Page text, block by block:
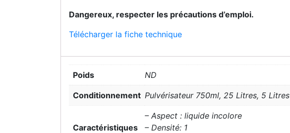
Dangereux, respecter les précautions d’emploi.
Télécharger la fiche technique
Poids ND
Conditionnement Pulvérisateur 750ml, 25 Litres, 5 Litres
Caractéristiques
– Aspect : liquide incolore
– Densité: 1